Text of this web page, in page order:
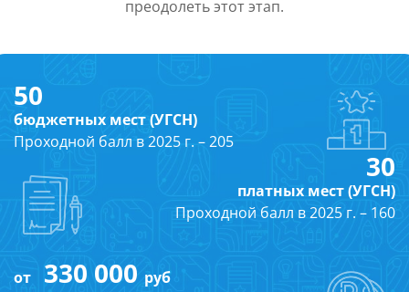
преодолеть этот этап.
50
бюджетных мест (УГСН)
Проходной балл в 2025 г. – 205
30
платных мест (УГСН)
Проходной балл в 2025 г. – 160
от 330 000 руб